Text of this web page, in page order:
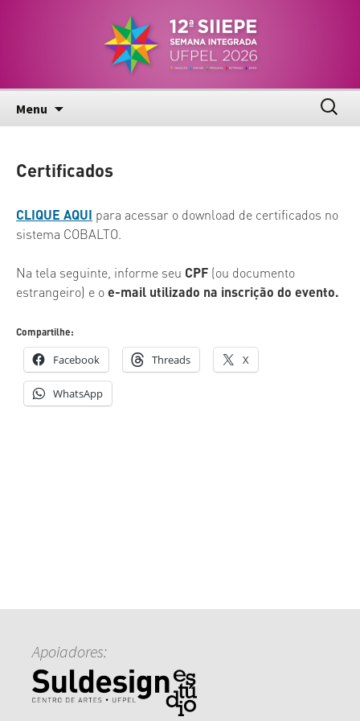
12ª SIIEPE
Semana Integrada de Inovação, Ensino,
Pesquisa e Extensão – UFPel
Menu
por:
Certificados
CLIQUE AQUI para acessar o download de certificados no
sistema COBALTO.
Na tela seguinte, informe seu CPF (ou documento
estrangeiro) e oe-mail utilizado na inscrição do evento.
Compartilhe:
Facebook Threads X
WhatsApp
Apoiadores: